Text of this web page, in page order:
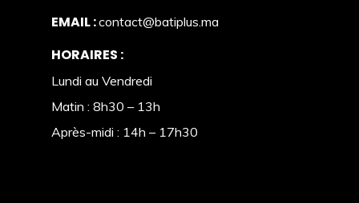
EMAIL :contact@batiplus.ma
HORAIRES :
Lundi au Vendredi
Matin : 8h30 – 13h
Après-midi : 14h – 17h30